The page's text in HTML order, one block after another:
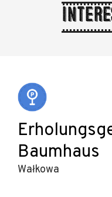
Baumhaus
Wałkowa